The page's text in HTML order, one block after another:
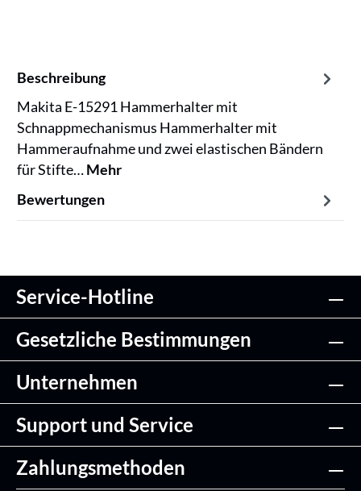
Beschreibung
Makita E-15291 Hammerhalter mit
Schnappmechanismus Hammerhalter mit
Hammeraufnahme und zwei elastischen Bändern
für Stifte…Mehr
Bewertungen
Service-Hotline
Gesetzliche Bestimmungen
Unternehmen
Support und Service
Zahlungsmethoden